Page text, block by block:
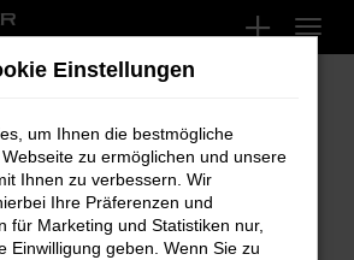
Fahrzeuganfrage
Einstellungen
um Ihnen die bestmögliche
zu ermöglichen und unsere
Ihnen zu verbessern. Wir
Ihre Präferenzen und
für Marketing und Statistiken nur,
Einwilligung geben. Wenn Sie zu